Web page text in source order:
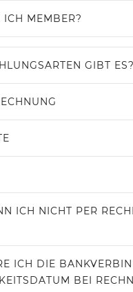
MEMBER?
GIBT ES?
ICH NICHT PER
ICH DIE
BEI